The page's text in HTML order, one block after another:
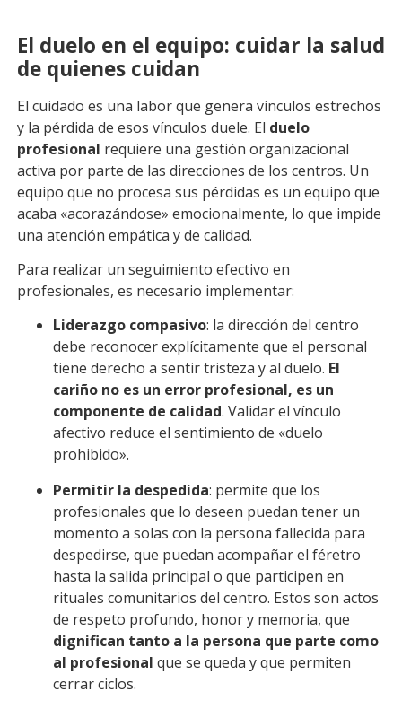
El duelo en el equipo: cuidar la salud
de quienes cuidan
El cuidado es una labor que genera vínculos estrechos
y la pérdida de esos vínculos duele. El duelo
profesional requiere una gestión organizacional
activa por parte de las direcciones de los centros. Un
equipo que no procesa sus pérdidas es un equipo que
acaba «acorazándose» emocionalmente, lo que impide
una atención empática y de calidad.
Para realizar un seguimiento efectivo en
profesionales, es necesario implementar:
Liderazgo compasivo: la dirección del centro
debe reconocer explícitamente que el personal
tiene derecho a sentir tristeza y al duelo. El
cariño no es un error profesional, es un
componente de calidad. Validar el vínculo
afectivo reduce el sentimiento de «duelo
prohibido».
Permitir la despedida: permite que los
profesionales que lo deseen puedan tener un
momento a solas con la persona fallecida para
despedirse, que puedan acompañar el féretro
hasta la salida principal o que participen en
rituales comunitarios del centro. Estos son actos
de respeto profundo, honor y memoria, que
dignifican tanto a la persona que parte como
al profesional que se queda y que permiten
cerrar ciclos.